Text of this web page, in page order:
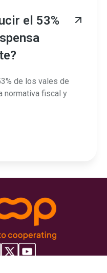
el 53%
de los vales de
normativa fiscal y